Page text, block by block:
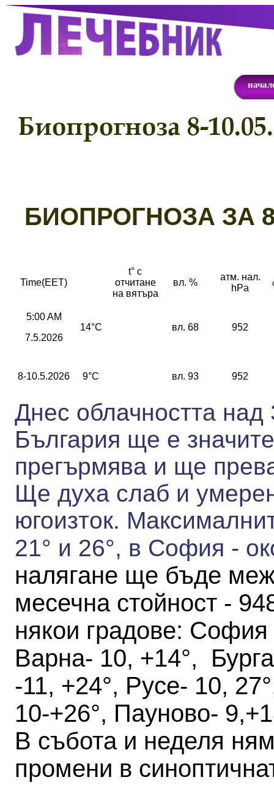
Биопрогноза 8-
БИОПРОГНОЗА ЗА
Time(EET)
t° с
отчитане
на вятъра
вл. %
атм. нал.
hPa
5:00 AM
7.5.2026
14°C вл. 68 952
8-10.5.2026 9°C вл. 93 952
Днес облачността
България ще е
прегърмява и ще
Ще духа слаб и
югоизток.
21° и 26°, в София -
налягане ще бъде
месечна стойност -
някои градове: София
Варна- 10, +14°,
-11, +24°, Русе- 10,
10-+26°, Пауново-
В събота и неделя
промени в